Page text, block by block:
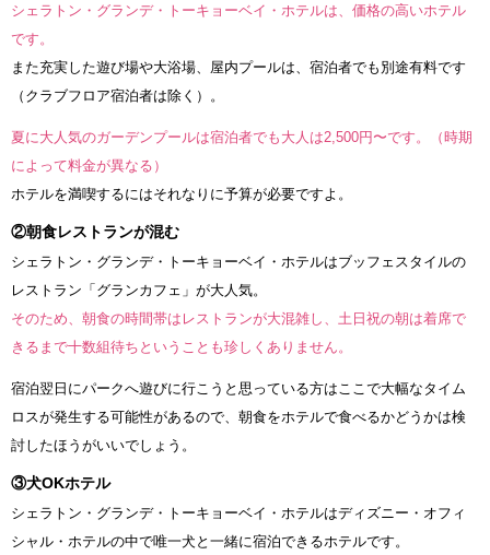
シェラトン・グランデ・トーキョーベイ・ホテルは、価格の高いホテル
です。
また充実した遊び場や大浴場、屋内プールは、宿泊者でも別途有料です
（クラブフロア宿泊者は除く）。
夏に大人気のガーデンプールは宿泊者でも大人は2,500円〜です。（時期
によって料金が異なる）
ホテルを満喫するにはそれなりに予算が必要ですよ。
②朝食レストランが混む
シェラトン・グランデ・トーキョーベイ・ホテルはブッフェスタイルの
レストラン「グランカフェ」が大人気。
そのため、朝食の時間帯はレストランが大混雑し、土日祝の朝は着席で
きるまで十数組待ちということも珍しくありません。
宿泊翌日にパークへ遊びに行こうと思っている方はここで大幅なタイム
ロスが発生する可能性があるので、朝食をホテルで食べるかどうかは検
討したほうがいいでしょう。
③犬OKホテル
シェラトン・グランデ・トーキョーベイ・ホテルはディズニー・オフィ
シャル・ホテルの中で唯一犬と一緒に宿泊できるホテルです。